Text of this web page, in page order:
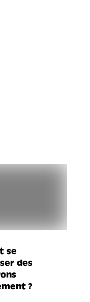
se
des
?